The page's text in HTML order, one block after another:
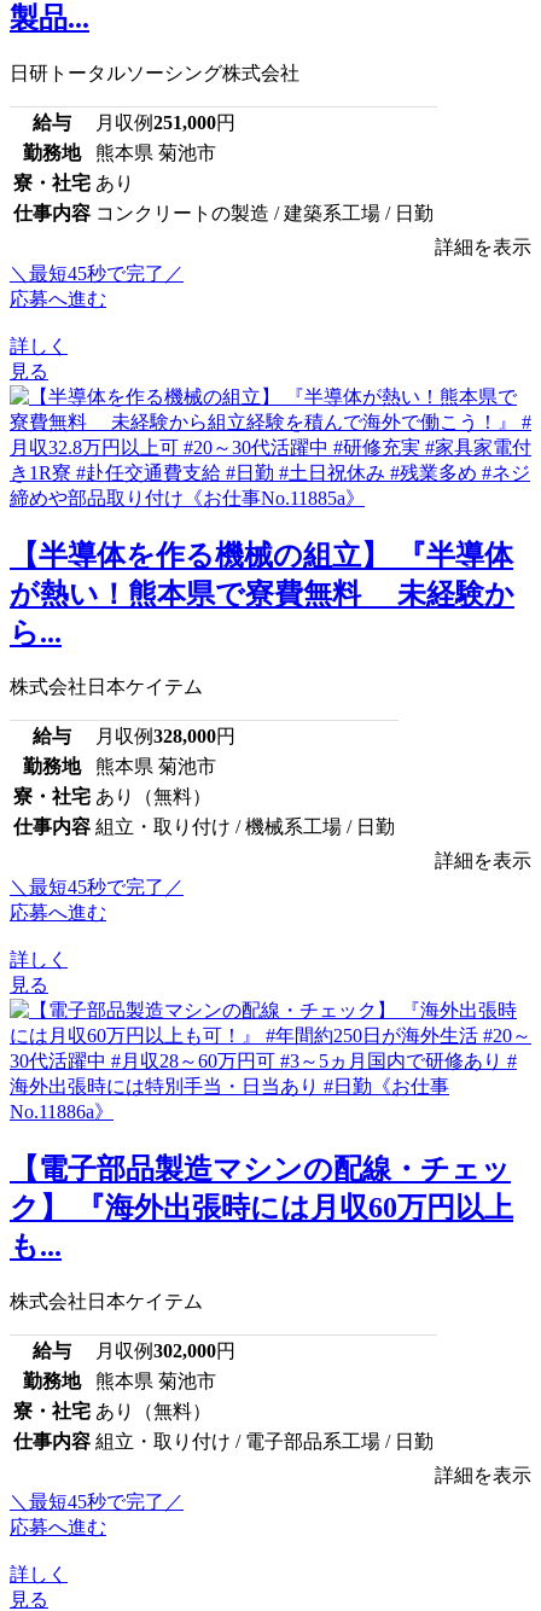
製品...
日研トータルソーシング株式会社
給与 月収例251,000円
勤務地
熊本県 菊池市
寮・社宅 あり
仕事内容 コンクリートの製造 / 建築系工場 / 日勤
詳細を表示
＼最短45秒で完了／
応募へ進む
詳しく
見る
【半導体を作る機械の組立】 『半導体
が熱い！熊本県で寮費無料 未経験か
ら...
株式会社日本ケイテム
給与 月収例328,000円
勤務地
熊本県 菊池市
寮・社宅 あり（無料）
仕事内容 組立・取り付け / 機械系工場 / 日勤
詳細を表示
＼最短45秒で完了／
応募へ進む
詳しく
見る
【電子部品製造マシンの配線・チェッ
ク】 『海外出張時には月収60万円以上
も...
株式会社日本ケイテム
給与 月収例302,000円
勤務地
熊本県 菊池市
寮・社宅 あり（無料）
仕事内容 組立・取り付け / 電子部品系工場 / 日勤
詳細を表示
＼最短45秒で完了／
応募へ進む
詳しく
見る